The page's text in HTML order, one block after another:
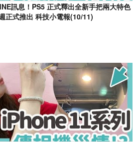
訊息！PS5 正式釋出全新手把兩大特色
正式推出 科技小電報(10/11)